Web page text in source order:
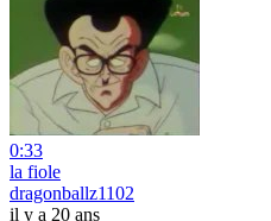
0:33
la fiole
dragonballz1102
il y a 20 ans